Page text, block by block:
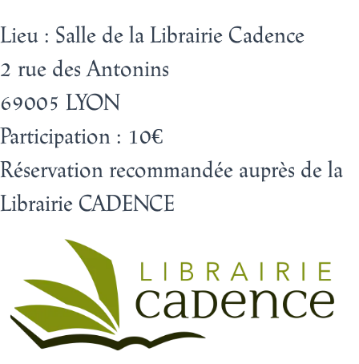
Lieu : Salle de la Librairie Cadence
2 rue des Antonins
69005 LYON
Participation : 10€
Réservation recommandée auprès de la
Librairie CADENCE